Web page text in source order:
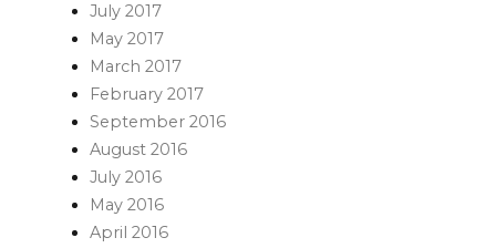
July 2017
May 2017
March 2017
February 2017
September 2016
August 2016
July 2016
May 2016
April 2016